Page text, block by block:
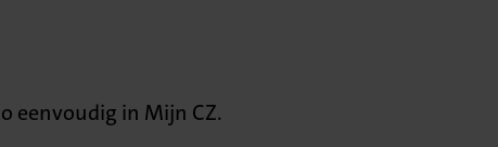
eenvoudig in Mijn CZ.